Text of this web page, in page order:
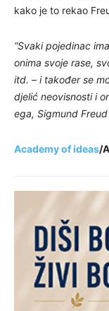
kako je to rekao
“Svaki pojedinac
onima svoje rase,
itd. – i također se
djelić neovisnosti i
ega, Sigmund Freud
Academy of ideas/